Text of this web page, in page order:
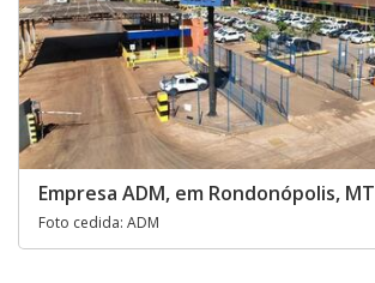
Empresa ADM, em Rondonópolis, MT
Foto cedida: ADM